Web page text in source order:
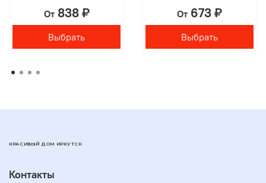
От 838 ₽
Выбрать
От 673 ₽
Выбрать
КРАСИВЫЙ ДОМ ИРКУТСК
Контакты